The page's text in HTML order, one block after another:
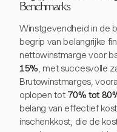
Benchmarks
Winstgevendheid in de
begrip van belangrijke
nettowinstmarge voor
15%, met succesvolle
Brutowinstmarges,
oplopen tot 70% tot
belang van effectief
inschenkkost, die de